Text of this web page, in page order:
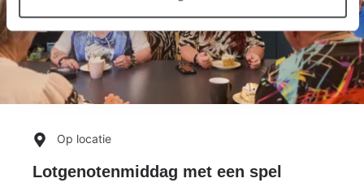
Op locatie
Lotgenotenmiddag met een spel